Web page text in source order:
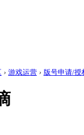
› 游戏运营 › 版号申请/授